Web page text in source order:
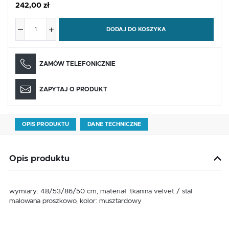
242,00 zł
DODAJ DO KOSZYKA
ZAMÓW TELEFONICZNIE
ZAPYTAJ O PRODUKT
OPIS PRODUKTU DANE TECHNICZNE
Opis produktu
wymiary: 48/53/86/50 cm, materiał: tkanina velvet / stal
malowana proszkowo, kolor: musztardowy